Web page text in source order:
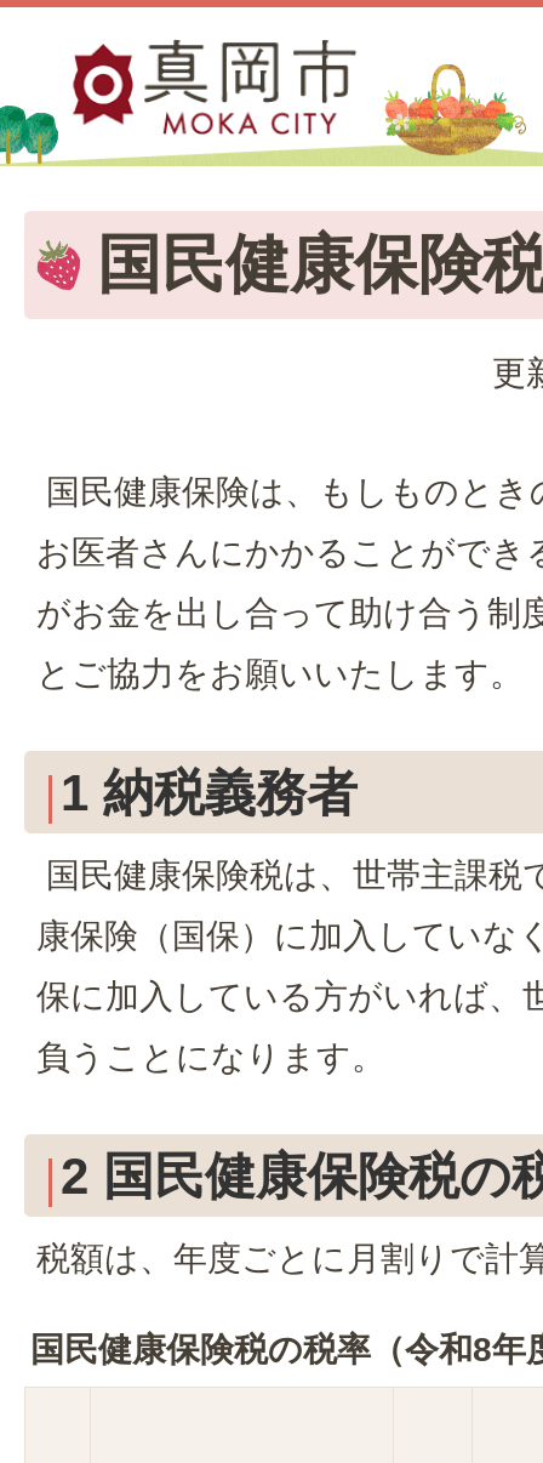
国民健康保険
更
国民健康保険は、もしものと
お医者さんにかかることができ
がお金を出し合って助け合う制
とご協力をお願いいたします。
1 納税義務者
国民健康保険税は、世帯主課税
康保険（国保）に加入していな
保に加入している方がいれば、
負うことになります。
2 国民健康保険税の
税額は、年度ごとに月割りで計
国民健康保険税の税率（令和8年